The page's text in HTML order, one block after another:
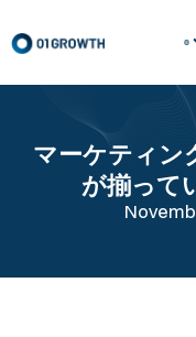
マーケティン
が揃って